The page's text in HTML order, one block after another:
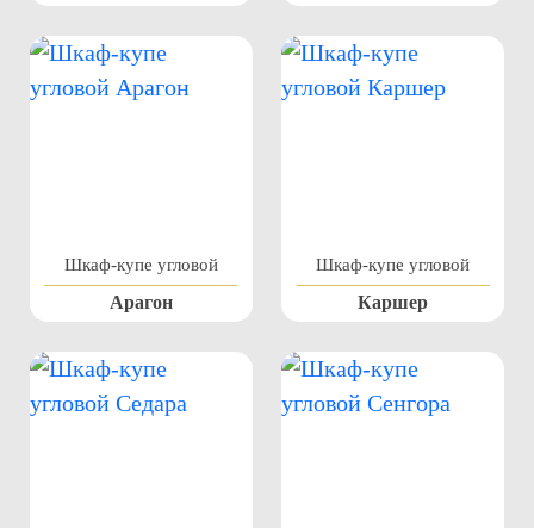
Шкаф-купе угловой
Арагон
Шкаф-купе угловой
Каршер